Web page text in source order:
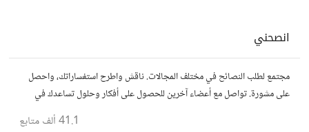
انصحني
مجتمع لطلب النصائح في مختلف المجالات. ناقش واطرح استفساراتك، واحصل
على مشورة. تواصل مع أعضاء آخرين للحصول على أفكار وحلول تساعدك في
41.1 ألف متابع